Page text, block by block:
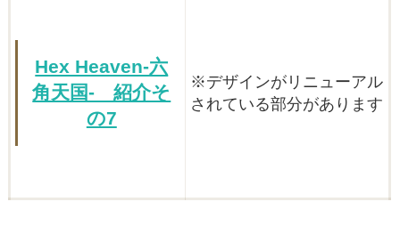
Hex Heaven-六
角天国- 紹介そ
の7
※デザインがリニューアル
されている部分があります